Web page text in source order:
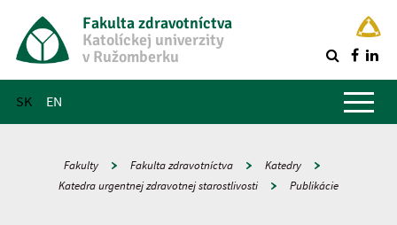
Fakulta zdravotníctva
Katolíckej univerzity
v Ružomberku
SK EN
Hlavné menu
Fakulty Fakulta zdravotníctva
Katedry
Katedra urgentnej zdravotnej starostlivosti
Publikácie